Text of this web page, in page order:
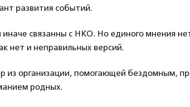
развития событий.
иначе связанны с НКО. Но единого мнения
нет и неправильных версий.
из организации, помогающей бездомным,
родных.